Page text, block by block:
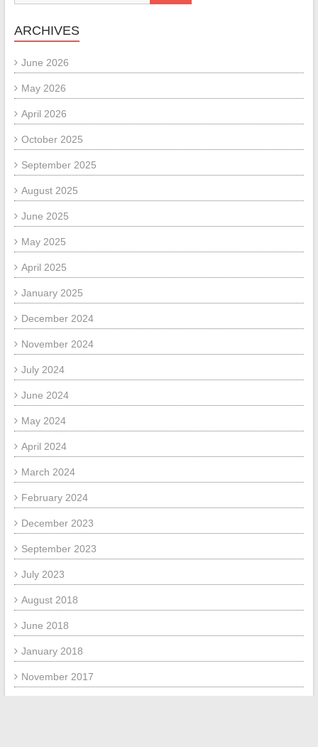
ARCHIVES
June 2026
May 2026
April 2026
October 2025
September 2025
August 2025
June 2025
May 2025
April 2025
January 2025
December 2024
November 2024
July 2024
June 2024
May 2024
April 2024
March 2024
February 2024
December 2023
September 2023
July 2023
August 2018
June 2018
January 2018
November 2017